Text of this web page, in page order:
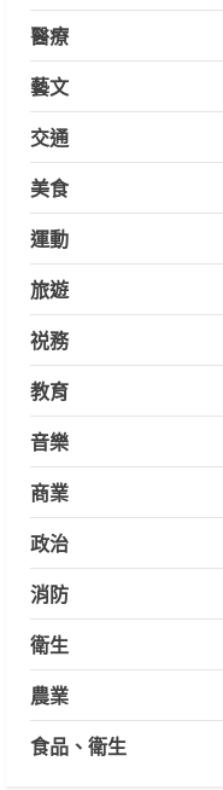
醫療
藝文
交通
美食
運動
旅遊
祱務
教育
音樂
商業
政治
消防
衛生
農業
食品、衛生